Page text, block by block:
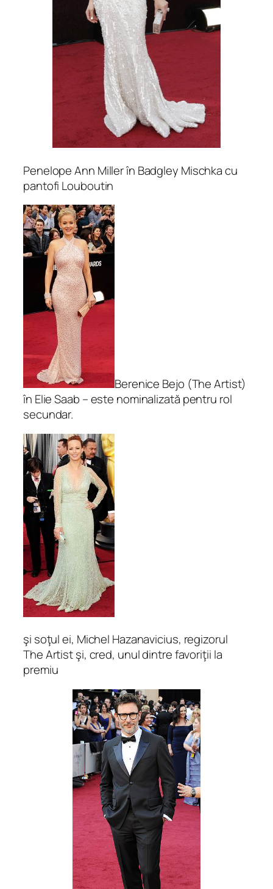
Penelope Ann Miller în Badgley Mischka cu
pantofi Louboutin
Berenice Bejo (The Artist)
în Elie Saab – este nominalizată pentru rol
secundar.
şi soţul ei, Michel Hazanavicius, regizorul
The Artist şi, cred, unul dintre favoriţii la
premiu